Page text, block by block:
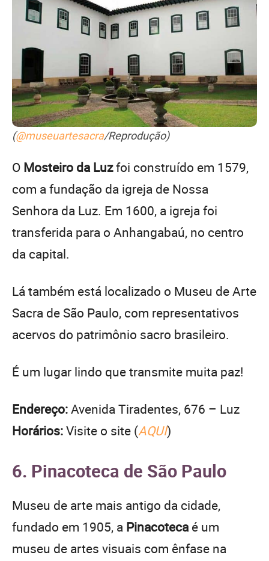
(@museuartesacra/Reprodução)
O Mosteiro da Luzfoi construído em 1579,
com a fundação da igreja de Nossa
Senhora da Luz. Em 1600, a igreja foi
transferida para o Anhangabaú, no centro
da capital.
Lá também está localizado o Museu de Arte
Sacra de São Paulo, com representativos
acervos do patrimônio sacro brasileiro.
É um lugar lindo que transmite muita paz!
Endereço:Avenida Tiradentes, 676 – Luz
Horários:Visite o site (AQUI)
6. Pinacoteca de São Paulo
Museu de arte mais antigo da cidade,
fundado em 1905, a Pinacotecaé um
museu de artes visuais com ênfase na